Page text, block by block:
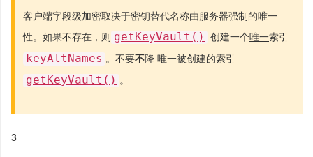
客户端字段级加密取决于密钥替代名称由服务器强制的唯一
性。如果不存在，则 getKeyVault() 创建一个唯一索引
keyAltNames 。不要不降 唯一被创建的索引
getKeyVault() 。
3